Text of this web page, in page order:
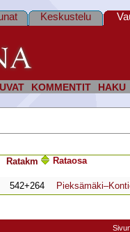
KOMMENTIT HAKU
Keskustelu
Ratakm Rata­osa
542+264